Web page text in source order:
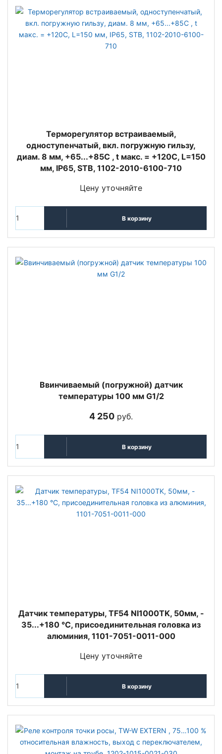
Терморегулятор встраиваемый,
одноступенчатый, вкл. погружную гильзу,
диам. 8 мм, +65...+85C , t макс. = +120С, L=150
мм, IP65, STB, 1102-2010-6100-710
Цену уточняйте
В корзину
Ввинчиваемый (погружной) датчик
температуры 100 мм G1/2
4 250 руб.
В корзину
Датчик температуры, TF54 NI1000TK, 50мм, -
35...+180 °C, присоединительная головка из
алюминия, 1101-7051-0011-000
Цену уточняйте
В корзину